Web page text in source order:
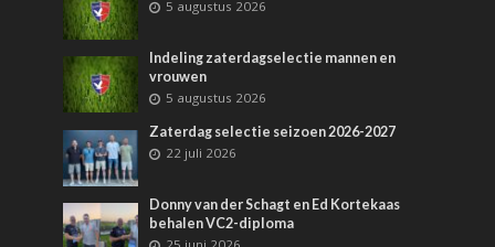
5 augustus 2026
Indeling zaterdagselectie mannen en
vrouwen
5 augustus 2026
Zaterdag selectie seizoen 2026-2027
22 juli 2026
Donny van der Schagt en Ed Kortekaas
behalen VC2-diploma